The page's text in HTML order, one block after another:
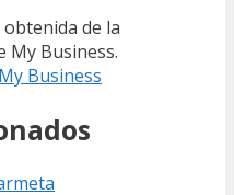
de la
My Business.
Business